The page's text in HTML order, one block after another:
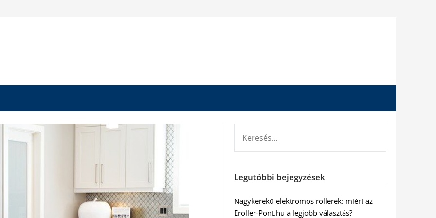
Legutóbbi bejegyzések
Nagykerekű elektromos rollerek: miért az
Eroller-Pont.hu a legjobb választás?